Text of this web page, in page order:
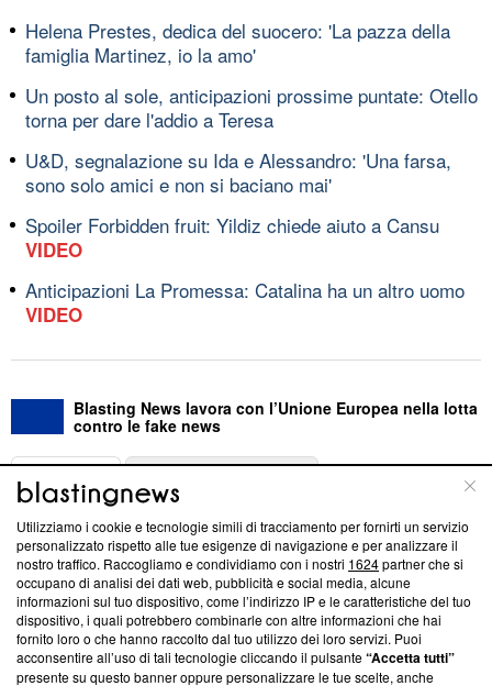
Helena Prestes, dedica del suocero: 'La pazza della
famiglia Martinez, io la amo'
Un posto al sole, anticipazioni prossime puntate: Otello
torna per dare l'addio a Teresa
U&D, segnalazione su Ida e Alessandro: 'Una farsa,
sono solo amici e non si baciano mai'
Spoiler Forbidden fruit: Yildiz chiede aiuto a Cansu
VIDEO
Anticipazioni La Promessa: Catalina ha un altro uomo
VIDEO
Blasting News lavora con l’Unione Europea nella lotta
contro le fake news
ABOUT
Questa sezione offre informazioni trasparenti su Blasting
News, sui nostri processi editoriali e su come ci impegniamo a
creare news di qualità. Inoltre, afferma la nostra aderenza a
‘Trust Project - News with Integrity’Blasting News non è
ancora membro del programma, ma ha richiesto di farne
parte; Trust Project non ha ancora effettuato una verifica di
conformità agli standard.
Utilizziamo i cookie e tecnologie simili di tracciamento per fornirti un servizio
personalizzato rispetto alle tue esigenze di navigazione e per analizzare il
nostro traffico. Raccogliamo e condividiamo con i nostri 1624partner che si
occupano di analisi dei dati web, pubblicità e social media, alcune
informazioni sul tuo dispositivo, come l’indirizzo IP e le caratteristiche del tuo
dispositivo, i quali potrebbero combinarle con altre informazioni che hai
fornito loro o che hanno raccolto dal tuo utilizzo dei loro servizi. Puoi
acconsentire all’uso di tali tecnologie cliccando il pulsante“Accetta tutti”
presente su questo banner oppure personalizzare le tue scelte, anche